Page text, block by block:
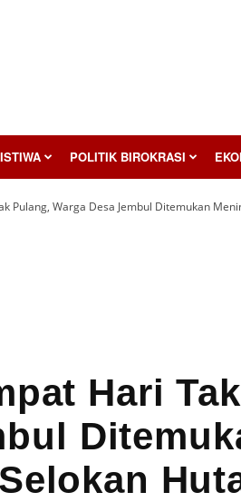
POLITIK BIROKRASI
Pulang, Warga Desa Jembul Ditemukan
Hari
Selokan